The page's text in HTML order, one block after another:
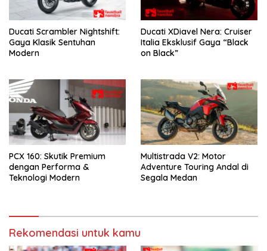
Ducati Scrambler Nightshift:
Gaya Klasik Sentuhan
Modern
Ducati XDiavel Nera: Cruiser
Italia Eksklusif Gaya “Black
on Black”
PCX 160: Skutik Premium
dengan Performa &
Teknologi Modern
Multistrada V2: Motor
Adventure Touring Andal di
Segala Medan
Rekomendasi untuk kamu